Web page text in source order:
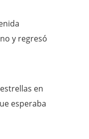
y regresó
en
esperaba